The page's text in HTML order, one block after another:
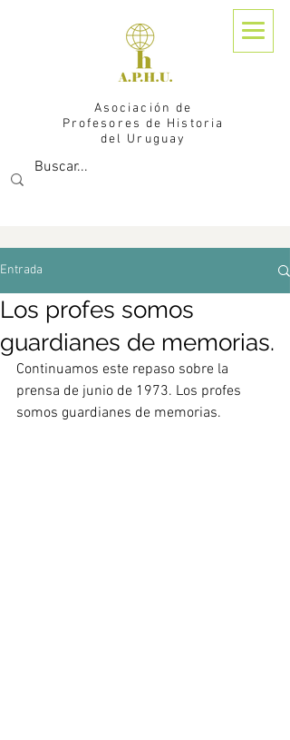
Asociación de
Profesores de Historia
del Uruguay
Entrada
Los profes somos
guardianes de memorias.
Continuamos este repaso sobre la
prensa de junio de 1973. Los profes
somos guardianes de memorias.